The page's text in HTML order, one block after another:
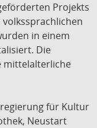
Projekts
in einem
Die
mittelalterliche
für Kultur
Neustart